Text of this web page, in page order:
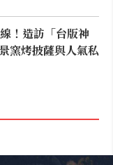
！造訪「台版神
窯烤披薩與人氣私